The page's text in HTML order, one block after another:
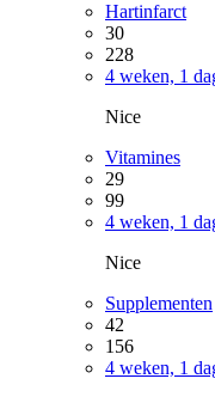
Hartinfarct
30
228
4 weken, 1
Nice
Vitamines
29
99
4 weken, 1
Nice
Supplementen
42
156
4 weken, 1